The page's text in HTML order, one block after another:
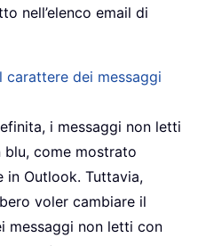
nell’elenco email di
dei messaggi
i messaggi non letti
come mostrato
in Outlook. Tuttavia,
voler cambiare il
messaggi non letti con